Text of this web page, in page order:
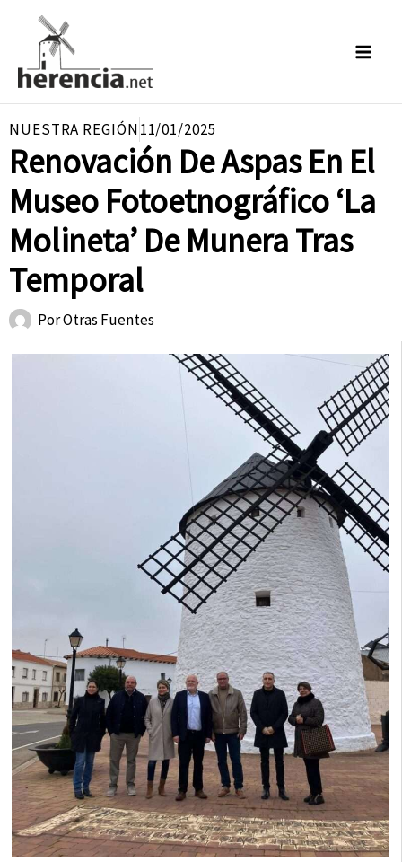
contenido
NUESTRA REGIÓN11/01/2025
Renovación De Aspas En El
Museo Fotoetnográfico ‘La
Molineta’ De Munera Tras
Temporal
PorOtras Fuentes